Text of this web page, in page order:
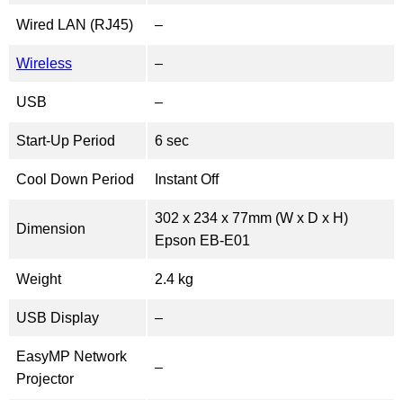
Wired LAN (RJ45) –
Wireless –
USB –
Start-Up Period 6 sec
Cool Down Period Instant Off
Dimension
302 x 234 x 77mm (W x D x H)
Epson EB-E01
Weight 2.4 kg
USB Display –
EasyMP Network
Projector
–